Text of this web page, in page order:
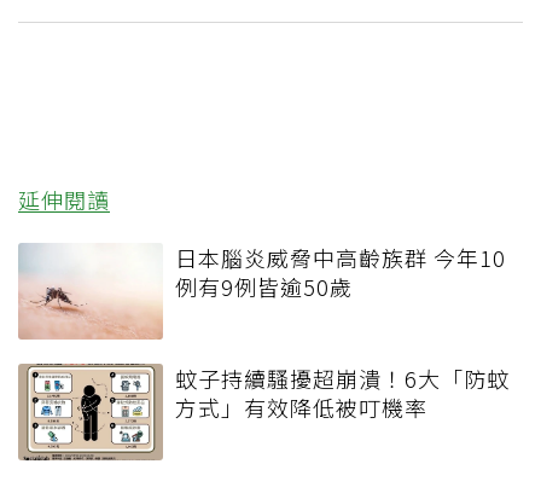
延伸閱讀
日本腦炎威脅中高齡族群 今年10
例有9例皆逾50歲
蚊子持續騷擾超崩潰！6大「防蚊
方式」有效降低被叮機率